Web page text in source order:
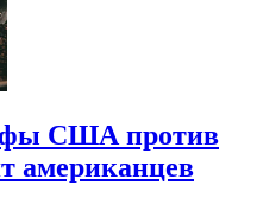
США против
американцев